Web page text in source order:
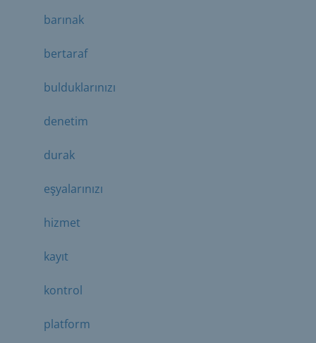
barınak
bertaraf
bulduklarınızı
denetim
durak
eşyalarınızı
hizmet
kayıt
kontrol
platform